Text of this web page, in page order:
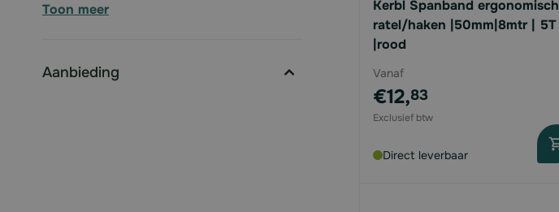
Toon meer
Aanbieding
Kerbl Spanband ergonomisch
ratel/haken |50mm|8mtr | 5T
|rood
Vanaf
€12,83
Direct leverbaar